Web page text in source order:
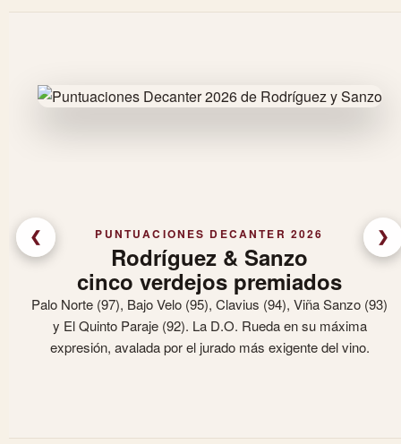
PUNTUACIONES DECANTER 2026
Rodríguez & Sanzo
cinco verdejos premiados
Palo Norte (97), Bajo Velo (95), Clavius (94), Viña Sanzo (93)
y El Quinto Paraje (92). La D.O. Rueda en su máxima
expresión, avalada por el jurado más exigente del vino.
❮ ❯